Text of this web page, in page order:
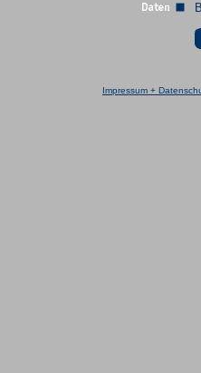
Impressum +